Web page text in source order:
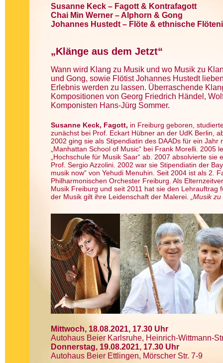
Susanne Keck – Fagott & Kontrafagott
Chai Min Werner – Alphorn & Gong
Johannes Hustedt – Flöte & ethnische
„Klänge aus dem Jetzt“
Wann wird Klang zu Musik und wo Musik zu
und Gong, sowie Flötist Johannes Hustedt
Erlebnis werden zu lassen. Überraschende
Kompositionen von Georg Friedrich Händel,
Komponisten Hans-Jürg Sommer.
Susanne Keck, Fagott, in Freiburg geboren,
zunächst bei Prof. Eckart Hübner an der UdK Berlin,
2002 ging sie als Stipendiatin des DAADs für ein
„Manhattan School of Music“ bei Frank Morelli.
„Hochschule für Musik Saar“ ab. 2007 absolvierte
Prof. Sergio Azzolini. 2002 war sie Stipendiatin der
musik now“ von Yehudi Menuhin. Seit 2004 ist als 2.
Philharmonischen Orchester Freiburg. Als
Musik Freiburg und seit 2011 hat sie den
der Musik gilt ihre Leidenschaft der Malerei.
„Musik
Mittwoch, 18.08.2021, 17.30 Uhr
Autohaus Beier Karlsruhe, Heinrich-Wittmann-
Donnerstag, 19.08.2021, 17.30 Uhr
Autohaus Beier Ettlingen, Mörscher Str. 7-9